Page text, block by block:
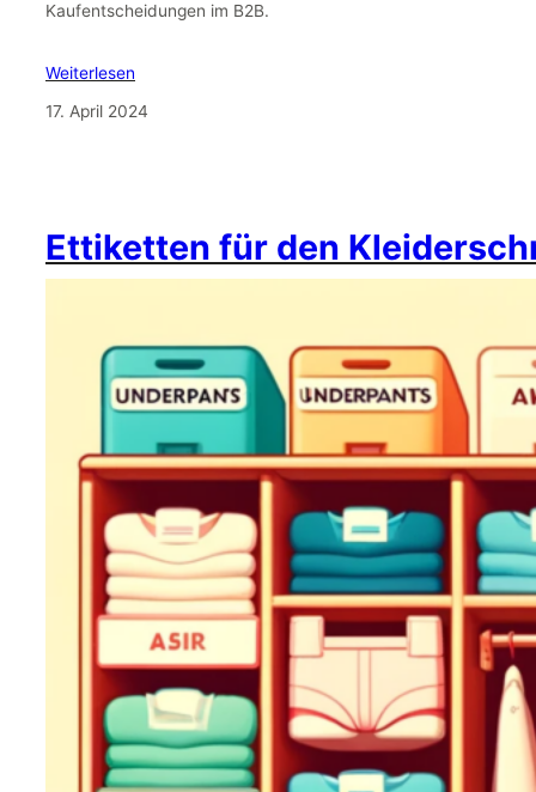
Kaufentscheidungen im B2B.
Weiterlesen
17. April 2024
Ettiketten für den